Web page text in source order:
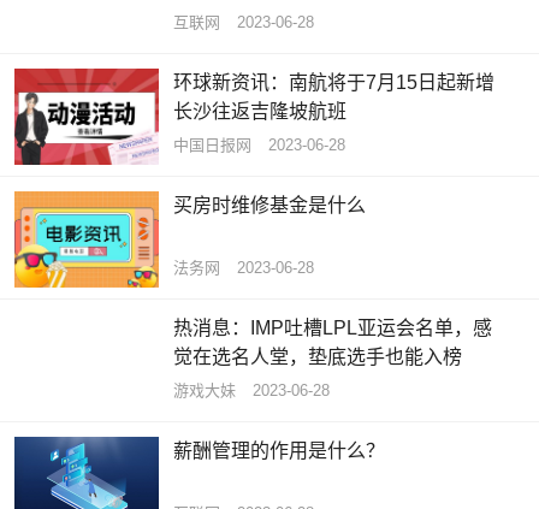
互联网 2023-06-28
环球新资讯：南航将于7月15日起新增
长沙往返吉隆坡航班
中国日报网 2023-06-28
买房时维修基金是什么
法务网 2023-06-28
热消息：IMP吐槽LPL亚运会名单，感
觉在选名人堂，垫底选手也能入榜
游戏大妹 2023-06-28
薪酬管理的作用是什么？